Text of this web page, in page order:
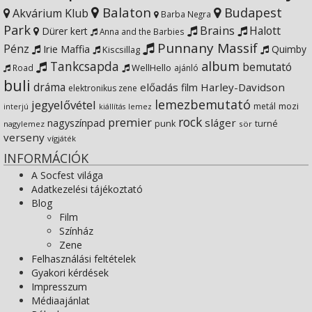
Google+
Akvárium Klub Balaton Barba Negra
Budapest
Park
Dürer kert Anna and the Barbies Brains
Halott
Pénz
Irie Maffia Kiscsillag Punnany Massif Quimby
Road Tankcsapda WellHello ajánló album bemutató
buli dráma elektronikus zene előadás film Harley-Davidson
interjú jegyelővétel kiállítás lemez lemezbemutató metál mozi
nagylemez nagyszínpad premier punk rock sláger sör turné
verseny vígjáték
INFORMÁCIÓK
A Socfest világa
Adatkezelési tájékoztató
Blog
Film
Színház
Zene
Felhasználási feltételek
Gyakori kérdések
Impresszum
Médiaajánlat